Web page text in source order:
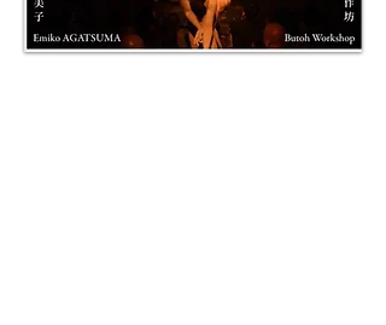
easy to follow. ”
— 50's・A.M